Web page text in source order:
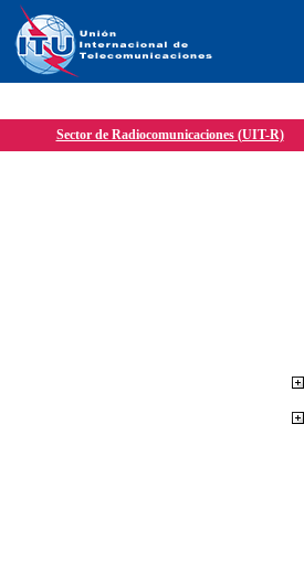
Sector de Radiocomunicaciones (UIT-R)